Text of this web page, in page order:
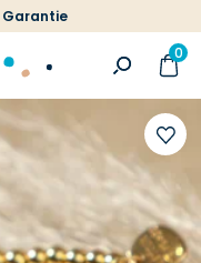
Garantie
0
à
votre
liste